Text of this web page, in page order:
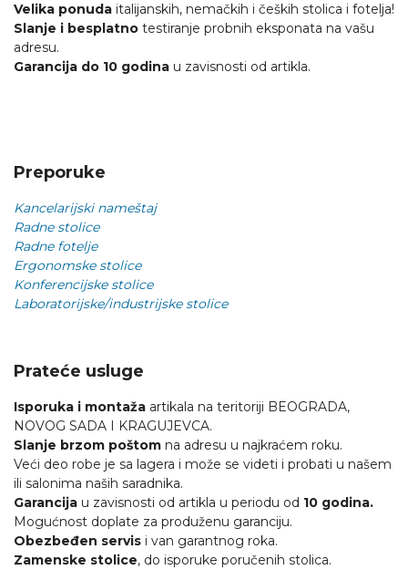
Velika ponuda italijanskih, nemačkih i čeških stolica i fotelja!
Slanje i besplatno testiranje probnih eksponata na vašu
adresu.
Garancija do 10 godina u zavisnosti od artikla.
Preporuke
Kancelarijski nameštaj
Radne stolice
Radne fotelje
Ergonomske stolice
Konferencijske stolice
Laboratorijske/industrijske stolice
Prateće usluge
Isporuka i montaža artikala na teritoriji BEOGRADA,
NOVOG SADA I KRAGUJEVCA.
Slanje brzom poštom na adresu u najkraćem roku.
Veći deo robe je sa lagera i može se videti i probati u našem
ili salonima naših saradnika.
Garancija u zavisnosti od artikla u periodu od 10 godina.
Mogućnost doplate za produženu garanciju.
Obezbeđen servis i van garantnog roka.
Zamenske stolice, do isporuke poručenih stolica.